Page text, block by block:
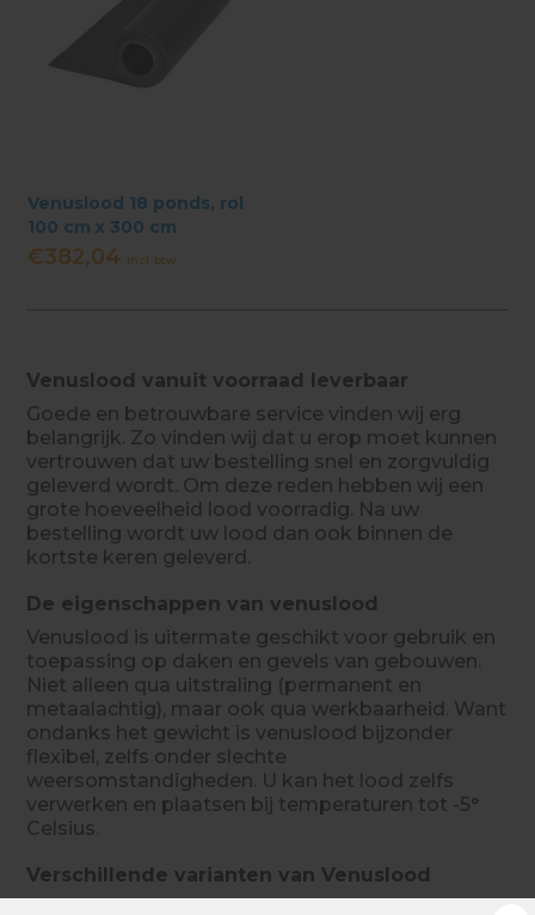
Venuslood 18 ponds, rol
100 cm x 300 cm
€382,04 Incl. btw
Venuslood vanuit voorraad leverbaar
Goede en betrouwbare service vinden wij erg
belangrijk. Zo vinden wij dat u erop moet kunnen
vertrouwen dat uw bestelling snel en zorgvuldig
geleverd wordt. Om deze reden hebben wij een
grote hoeveelheid lood voorradig. Na uw
bestelling wordt uw lood dan ook binnen de
kortste keren geleverd.
De eigenschappen van venuslood
Venuslood is uitermate geschikt voor gebruik en
toepassing op daken en gevels van gebouwen.
Niet alleen qua uitstraling (permanent en
metaalachtig), maar ook qua werkbaarheid. Want
ondanks het gewicht is venuslood bijzonder
flexibel, zelfs onder slechte
weersomstandigheden. U kan het lood zelfs
verwerken en plaatsen bij temperaturen tot -5°
Celsius.
Verschillende varianten van Venuslood